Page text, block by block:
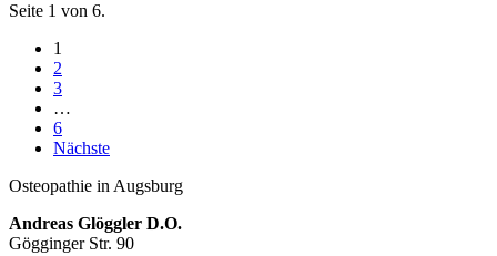
Seite 1 von 6.
1
2
3
…
6
Nächste
Osteopathie in Augsburg
Andreas Glöggler D.O.
Gögginger Str. 90